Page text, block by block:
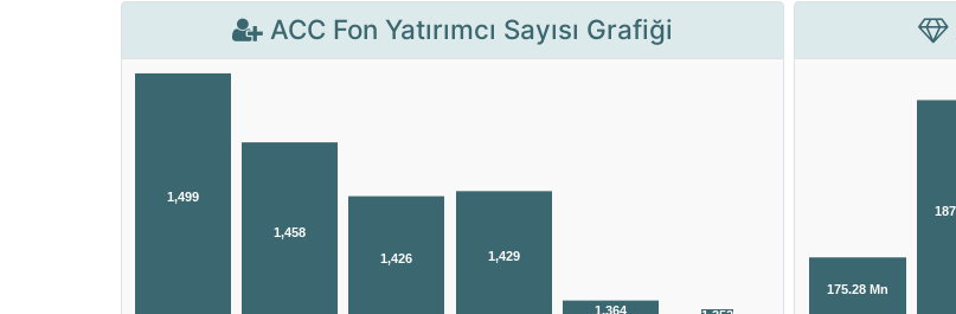
ACC Fon Yatırımcı Sayısı Grafiği